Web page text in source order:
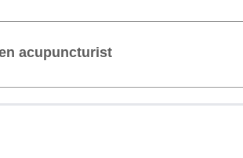
acupuncturist